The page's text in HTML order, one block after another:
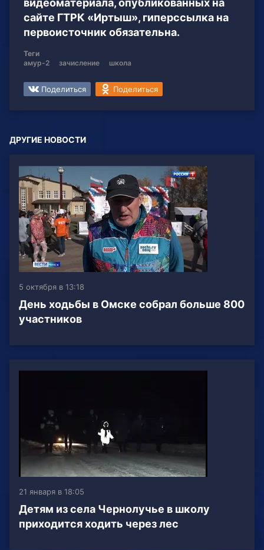
видеоматериала, опубликованных на
сайте ГТРК «Иртыш», гиперссылка на
первоисточник обязательна.
Теги
амур-2
зачисление школа
Поделиться Поделиться
ДРУГИЕ НОВОСТИ
5 октября в 13:18
День ходьбы в Омске собрал больше 800
участников
21 января в 18:05
Детям из села Чернолучье в школу
приходится ходить через лес